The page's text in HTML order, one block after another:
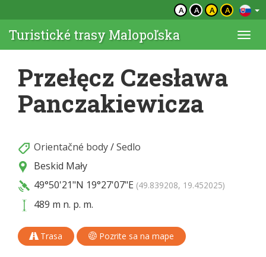
A A A A
Turistické trasy Malopoľska
Przełęcz Czesława
Panczakiewicza
Orientačné body/Sedlo
Beskid Mały
49°50'21"N 19°27'07"E (49.839208, 19.452025)
489 m n. p. m.
Trasa Pozrite sa na mape